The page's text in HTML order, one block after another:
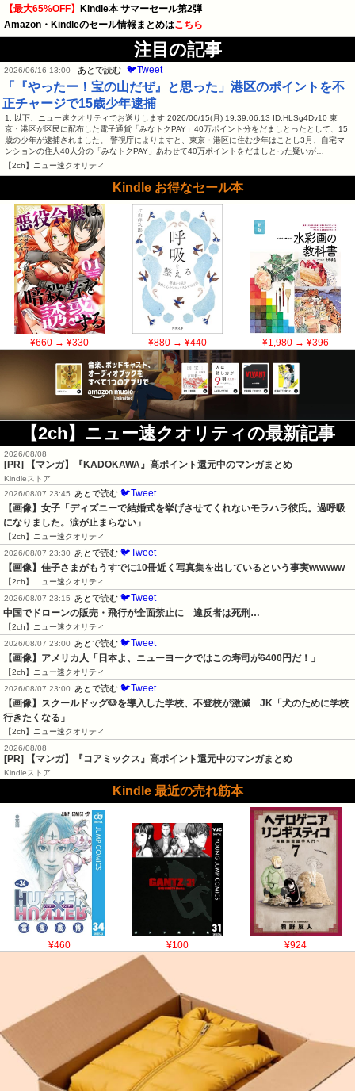
【最大65%OFF】 Kindle本 サマーセール第2弾
Amazon・Kindleのセール情報まとめはこちら
注目の記事
2026/06/16 13:00 あとで読む 🐦Tweet
「『やったー！宝の山だぜ』と思った」港区のポイントを不
正チャージで15歳少年逮捕
1: 以下、ニュー速クオリティでお送りします 2026/06/15(月) 19:39:06.13 ID:HLSg4Dv10 東
京・港区が区民に配布した電子通貨「みなトクPAY」40万ポイント分をだましとったとして、15
歳の少年が逮捕されました。 警視庁によりますと、東京・港区に住む少年はことし3月、自宅マ
ンションの住人40人分の「みなトクPAY」あわせて40万ポイントをだましとった疑いが…
【2ch】ニュー速クオリティ
Kindle お得なセール本
¥660→ ¥330 ¥880→ ¥440 ¥1,980→ ¥396
【2ch】ニュー速クオリティの最新記事
2026/08/08
[PR] 【マンガ】『KADOKAWA』高ポイント還元中のマンガまとめ
Kindleストア
2026/08/07 23:45
あとで読む 🐦Tweet
【画像】女子「ディズニーで結婚式を挙げさせてくれないモラハラ彼氏。過呼吸
になりました。涙が止まらない」
【2ch】ニュー速クオリティ
2026/08/07 23:30
あとで読む 🐦Tweet
【画像】佳子さまがもうすでに10冊近く写真集を出しているという事実wwwww
【2ch】ニュー速クオリティ
2026/08/07 23:15
あとで読む 🐦Tweet
中国でドローンの販売・飛行が全面禁止に　違反者は死刑…
【2ch】ニュー速クオリティ
2026/08/07 23:00
あとで読む 🐦Tweet
【画像】アメリカ人「日本よ、ニューヨークではこの寿司が6400円だ！」
【2ch】ニュー速クオリティ
2026/08/07 23:00
あとで読む 🐦Tweet
【画像】スクールドッグ🐶を導入した学校、不登校が激減　JK「犬のために学校
行きたくなる」
【2ch】ニュー速クオリティ
2026/08/08
[PR] 【マンガ】『コアミックス』高ポイント還元中のマンガまとめ
Kindleストア
Kindle 最近の売れ筋本
¥460 ¥100 ¥924